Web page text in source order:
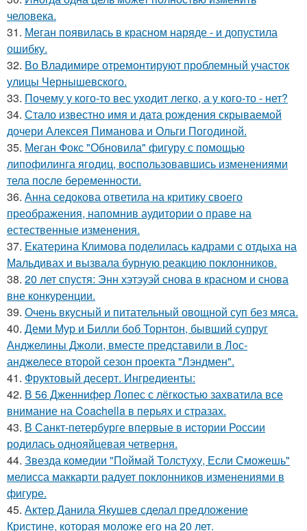
человека.
31. Меган появилась в красном наряде - и допустила
ошибку.
32. Во Владимире отремонтируют проблемный участок
улицы Чернышевского.
33. Почему у кого-то вес уходит легко, а у кого-то - нет?
34. Стало известно имя и дата рождения скрываемой
дочери Алексея Пиманова и Ольги Погодиной.
35. Меган Фокс "Обновила" фигуру с помощью
липофилинга ягодиц, воспользовавшись изменениями
тела после беременности.
36. Анна седокова ответила на критику своего
преображения, напомнив аудитории о праве на
естественные изменения.
37. Екатерина Климова поделилась кадрами с отдыха на
Мальдивах и вызвала бурную реакцию поклонников.
38. 20 лет спустя: Энн хэтэуэй снова в красном и снова
вне конкуренции.
39. Очень вкусный и питательный овощной суп без мяса.
40. Деми Мур и Билли боб Торнтон, бывший супруг
Анджелины Джоли, вместе представили в Лос-
анджелесе второй сезон проекта "Лэндмен".
41. Фруктовый десерт. Ингредиенты:
42. В 56 Дженнифер Лопес с лёгкостью захватила все
внимание на Coachella в перьях и стразах.
43. В Санкт-петербурге впервые в истории России
родилась однояйцевая четверня.
44. Звезда комедии "Поймай Толстуху, Если Сможешь"
мелисса маккарти радует поклонников изменениями в
фигуре.
45. Актер Данила Якушев сделал предложение
Кристине, которая моложе его на 20 лет.